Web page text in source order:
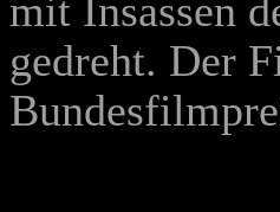
mit Insassen
gedreht. Der